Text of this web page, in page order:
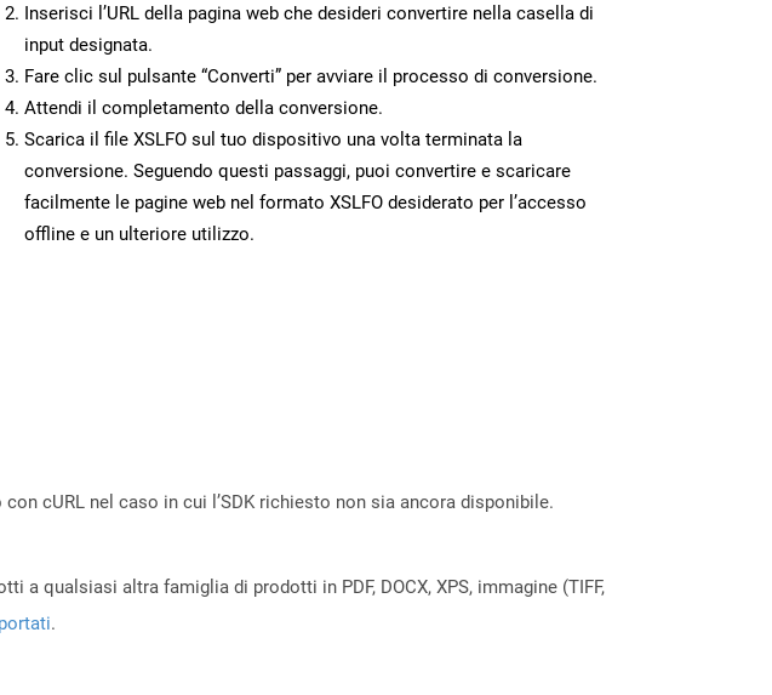
Inserisci l’URL della pagina web che desideri convertire nella casella di
input designata.
Fare clic sul pulsante “Converti” per avviare il processo di conversione.
Attendi il completamento della conversione.
Scarica il file XSLFO sul tuo dispositivo una volta terminata la
conversione. Seguendo questi passaggi, puoi convertire e scaricare
facilmente le pagine web nel formato XSLFO desiderato per l’accesso
offline e un ulteriore utilizzo.
cURL nel caso in cui l’SDK richiesto non sia ancora disponibile.
qualsiasi altra famiglia di prodotti in PDF, DOCX, XPS, immagine (TIFF,
.